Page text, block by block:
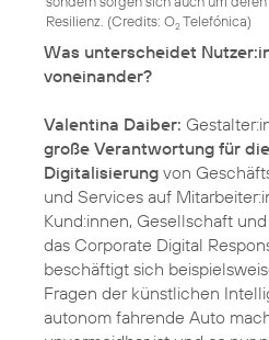
Resilienz. (Credits: O2Telefónica)
Was unterscheidet
voneinander?
Valentina Daiber:
große Verantwortung für
Digitalisierung von
und Services auf
Kund:innen, Gesellschaft
das Corporate Digital
beschäftigt sich
Fragen der künstlichen
autonom fahrende Auto